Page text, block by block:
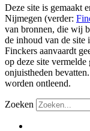
Deze site is gemaakt
Nijmegen (verder:
van bronnen, die wij
de inhoud van de site
Finckers aanvaardt
op deze site
onjuistheden
worden ontleend.
Zoeken